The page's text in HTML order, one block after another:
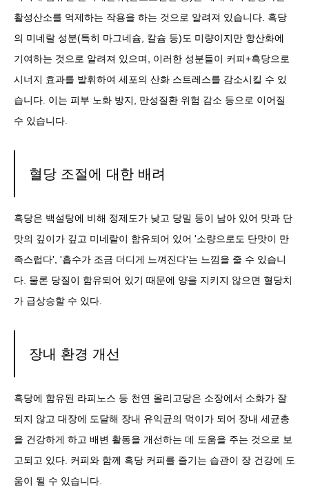
활성산소를 억제하는 작용을 하는 것으로 알려져 있습니다. 흑당
의 미네랄 성분(특히 마그네슘, 칼슘 등)도 미량이지만 항산화에
기여하는 것으로 알려져 있으며, 이러한 성분들이 커피+흑당으로
시너지 효과를 발휘하여 세포의 산화 스트레스를 감소시킬 수 있
습니다. 이는 피부 노화 방지, 만성질환 위험 감소 등으로 이어질
수 있습니다.
혈당 조절에 대한 배려
흑당은 백설탕에 비해 정제도가 낮고 당밀 등이 남아 있어 맛과 단
맛의 깊이가 깊고 미네랄이 함유되어 있어 '소량으로도 단맛이 만
족스럽다', '흡수가 조금 더디게 느껴진다'는 느낌을 줄 수 있습니
다. 물론 당질이 함유되어 있기 때문에 양을 지키지 않으면 혈당치
가 급상승할 수 있다.
장내 환경 개선
흑당에 함유된 라피노스 등 천연 올리고당은 소장에서 소화가 잘
되지 않고 대장에 도달해 장내 유익균의 먹이가 되어 장내 세균총
을 건강하게 하고 배변 활동을 개선하는 데 도움을 주는 것으로 보
고되고 있다. 커피와 함께 흑당 커피를 즐기는 습관이 장 건강에 도
움이 될 수 있습니다.